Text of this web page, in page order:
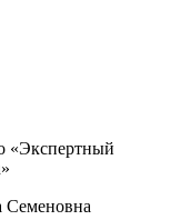
«Экспертный
Семеновна